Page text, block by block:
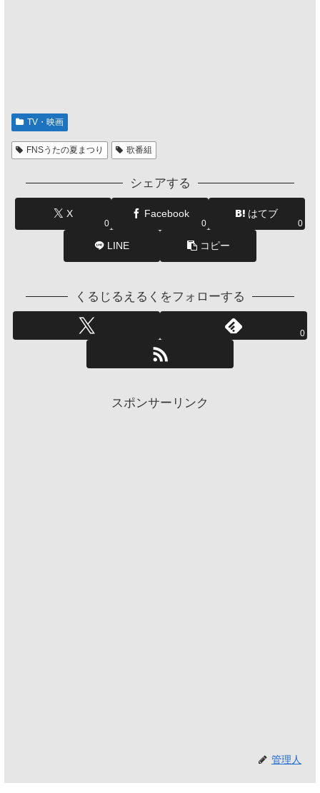
TV・映画
FNSうたの夏まつり 歌番組
シェアする
X
0
Facebook
0
はてブ
0
LINE コピー
くるじるえるくをフォローする
0
スポンサーリンク
管理人